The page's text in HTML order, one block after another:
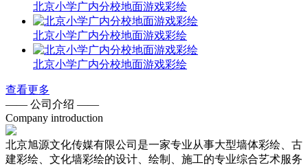
北京小学广内分校地面游戏彩绘
北京小学广内分校地面游戏彩绘
北京小学广内分校地面游戏彩绘
查看更多
—— 公司介绍 ——
Company introduction
北京旭源文化传媒有限公司是一家专业从事大型墙体彩绘、古
建彩绘、文化墙彩绘的设计、绘制、施工的专业综合艺术服务